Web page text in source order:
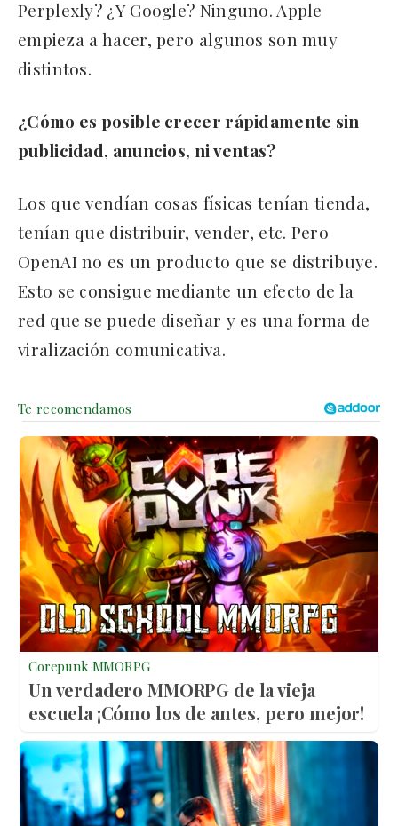
Perplexly? ¿Y Google? Ninguno. Apple
empieza a hacer, pero algunos son muy
distintos.
¿Cómo es posible crecer rápidamente sin
publicidad, anuncios, ni ventas?
Los que vendían cosas físicas tenían tienda,
tenían que distribuir, vender, etc. Pero
OpenAI no es un producto que se distribuye.
Esto se consigue mediante un efecto de la
red que se puede diseñar y es una forma de
viralización comunicativa.
Corepunk MMORPG
Un verdadero MMORPG de la vieja
escuela ¡Cómo los de antes, pero mejor!